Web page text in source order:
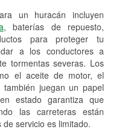
un huracán incluyen
, baterías de repuesto,
para proteger tu
a los conductores a
tormentas severas. Los
el aceite de motor, el
juegan un papel
estado garantiza que
las carreteras están
servicio es limitado.
aceite
de faros
de
y discos de